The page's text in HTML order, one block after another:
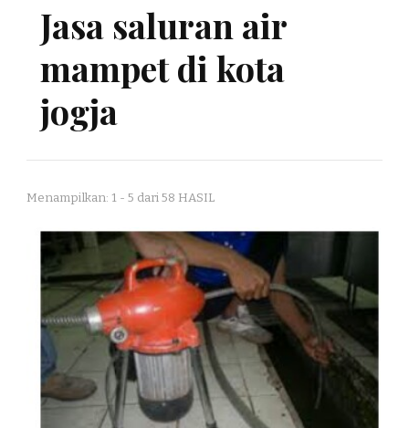
Jasa saluran air
mampet di kota
jogja
Menampilkan: 1 - 5 dari 58 HASIL